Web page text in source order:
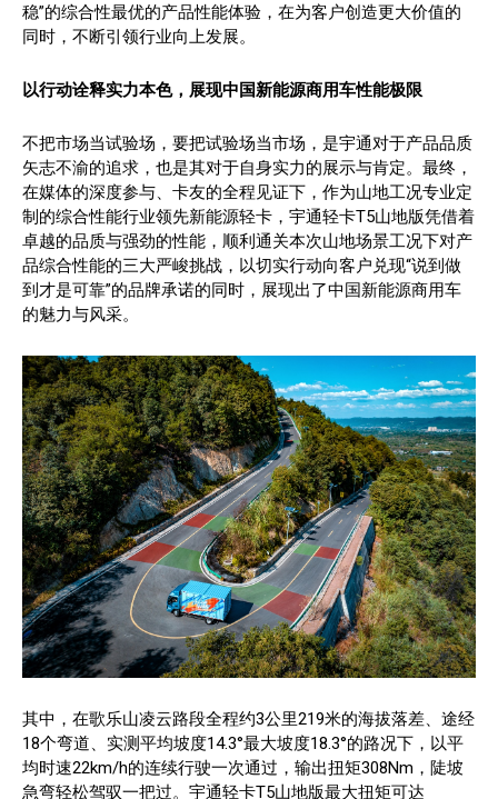
稳”的综合性最优的产品性能体验，在为客户创造更大价值的
同时，不断引领行业向上发展。
以行动诠释实力本色，展现中国新能源商用车性能极限
不把市场当试验场，要把试验场当市场，是宇通对于产品品质
矢志不渝的追求，也是其对于自身实力的展示与肯定。最终，
在媒体的深度参与、卡友的全程见证下，作为山地工况专业定
制的综合性能行业领先新能源轻卡，宇通轻卡T5山地版凭借着
卓越的品质与强劲的性能，顺利通关本次山地场景工况下对产
品综合性能的三大严峻挑战，以切实行动向客户兑现“说到做
到才是可靠”的品牌承诺的同时，展现出了中国新能源商用车
的魅力与风采。
其中，在歌乐山凌云路段全程约3公里219米的海拔落差、途经
18个弯道、实测平均坡度14.3°最大坡度18.3°的路况下，以平
均时速22km/h的连续行驶一次通过，输出扭矩308Nm，陡坡
急弯轻松驾驭一把过。宇通轻卡T5山地版最大扭矩可达